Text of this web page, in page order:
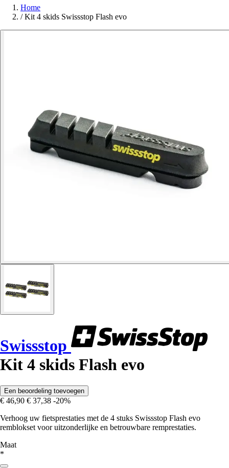
Home
/ Kit 4 skids Swissstop Flash evo
Swissstop
Kit 4 skids Flash evo
Een beoordeling toevoegen
€ 46,90 € 37,38 -20%
Verhoog uw fietsprestaties met de 4 stuks Swissstop Flash evo
remblokset voor uitzonderlijke en betrouwbare remprestaties.
Maat
*